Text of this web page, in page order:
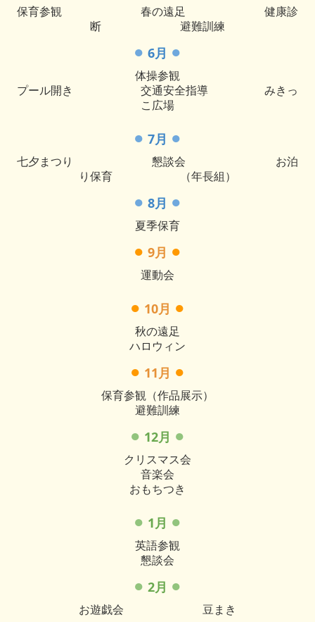
保育参観 春の遠足 健康診
断 避難訓練
● 6月 ●
体操参観
プール開き 交通安全指導 みきっ
こ広場
● 7月 ●
七夕まつり 懇談会 お泊
り保育
（年長組）
● 8月 ●
夏季保育
● 9月 ●
運動会
● 10月 ●
秋の遠足
ハロウィン
● 11月 ●
保育参観（作品展示）
避難訓練
● 12月 ●
クリスマス会
音楽会
おもちつき
● 1月 ●
英語参観
懇談会
● 2月 ●
お遊戯会 豆まき